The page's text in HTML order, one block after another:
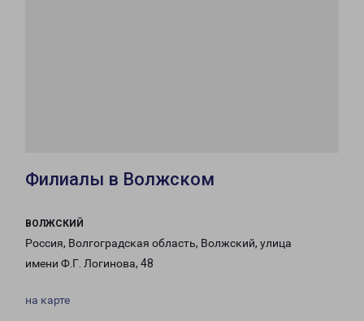
Филиалы в Волжском
ВОЛЖСКИЙ
Россия, Волгоградская область, Волжский, улица
имени Ф.Г. Логинова, 48
на карте